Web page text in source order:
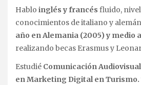
Hablo inglés y francés fluido,
conocimientos de italiano y
año en Alemania (2005) y medio
realizando becas Erasmus y
Estudié Comunicación
en Marketing Digital en Turismo.